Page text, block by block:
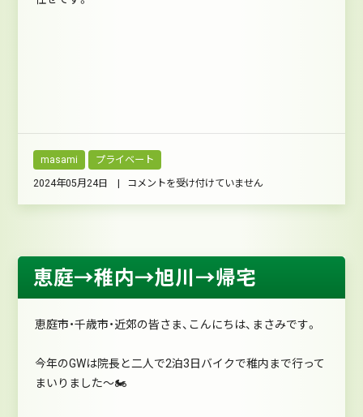
masami プライベート
2024年05月24日 |
菜
コメントを受け付けていません
恵庭→稚内→旭川→帰宅
恵庭市・千歳市・近郊の皆さま、こんにちは、まさみです。
今年のGWは院長と二人で2泊3日バイクで稚内まで行って
まいりました～🏍